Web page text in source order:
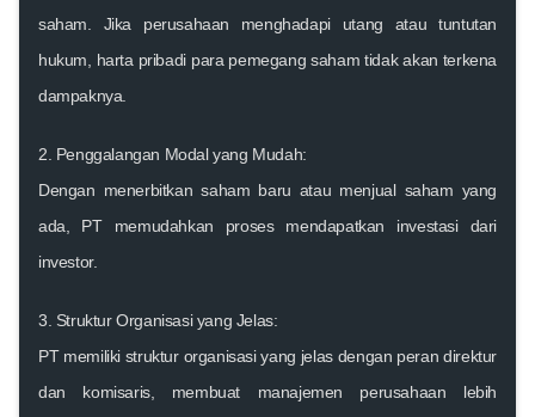
saham. Jika perusahaan menghadapi utang atau tuntutan
hukum, harta pribadi para pemegang saham tidak akan terkena
dampaknya.
2. Penggalangan Modal yang Mudah:
Dengan menerbitkan saham baru atau menjual saham yang
ada, PT memudahkan proses mendapatkan investasi dari
investor.
3. Struktur Organisasi yang Jelas:
PT memiliki struktur organisasi yang jelas dengan peran direktur
dan komisaris, membuat manajemen perusahaan lebih